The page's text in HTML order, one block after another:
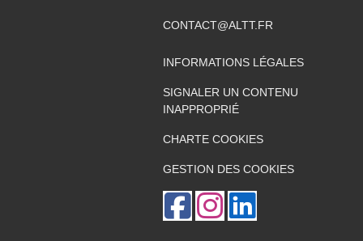
CONTACT@ALTT.FR
INFORMATIONS LÉGALES
SIGNALER UN CONTENU
INAPPROPRIÉ
CHARTE COOKIES
GESTION DES COOKIES